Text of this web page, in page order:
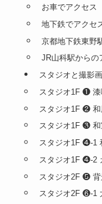
ビジネスプロ
宣材
プログラム用
婚活
アクセス
お車でアクセス
地下鉄でアクセ
京都地下鉄東野
JR山科駅からの
スタジオと撮影
スタジオ1F ❶ 漆